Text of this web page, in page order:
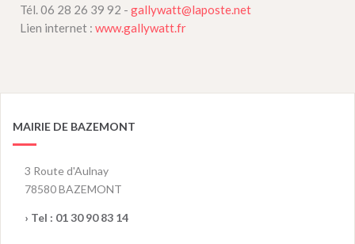
Tél. 06 28 26 39 92 - gallywatt@laposte.net
Lien internet : www.gallywatt.fr
MAIRIE DE BAZEMONT
3 Route d'Aulnay
78580 BAZEMONT
› Tel : 01 30 90 83 14